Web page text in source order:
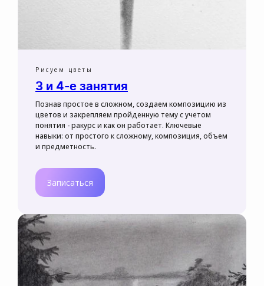
Рисуем цветы
3 и 4-е занятия
Познав простое в сложном, создаем композицию из
цветов и закрепляем пройденную тему с учетом
понятия - ракурс и как он работает. Ключевые
навыки: от простого к сложному, композиция, объем
и предметность.
Записаться